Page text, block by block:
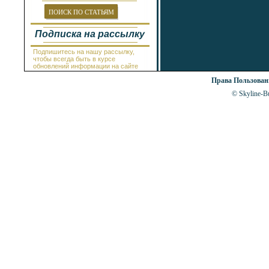
Рогачево
Руссе
Самоков
Св.Константин и Елена
Святой Влас
Синеморец
Сливен
ПОИСК ПО СТАТЬЯМ
Подписка на рассылку
Подпишитесь на нашу рассылку,
чтобы всегда быть в курсе
обновлений информации на сайте
Права
© Skyline-